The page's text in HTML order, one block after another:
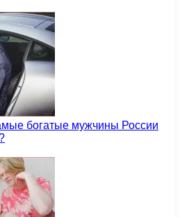
богатые мужчины России